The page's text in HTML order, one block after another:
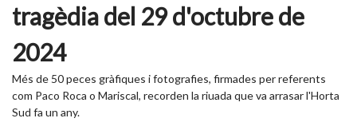
tragèdia del 29 d'octubre de
2024
Més de 50 peces gràfiques i fotografies, firmades per referents
com Paco Roca o Mariscal, recorden la riuada que va arrasar l'Horta
Sud fa un any.